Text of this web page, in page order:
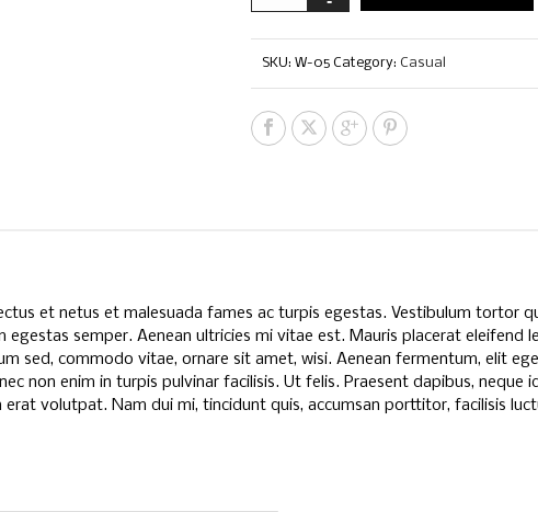
SKU: W-05 Category: Casual
et netus et malesuada fames ac turpis egestas. Vestibulum tortor
semper. Aenean ultricies mi vitae est. Mauris placerat eleifend
sed, commodo vitae, ornare sit amet, wisi. Aenean fermentum, elit
non enim in turpis pulvinar facilisis. Ut felis. Praesent dapibus, neque
volutpat. Nam dui mi, tincidunt quis, accumsan porttitor, facilisis